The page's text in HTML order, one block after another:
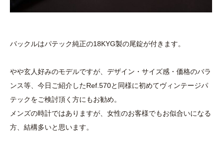
バックルはパテック純正の18KYG製の尾錠が付きます。
やや玄人好みのモデルですが、デザイン・サイズ感・価格のバラ
ンス等、今日ご紹介したRef.570と同様に初めてヴィンテージパ
テックをご検討頂く方にもお勧め。
メンズの時計ではありますが、女性のお客様でもお似合いになる
方、結構多いと思います。